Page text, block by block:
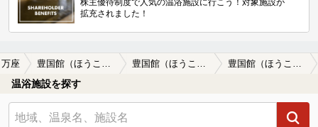
拡充されました！
万座
温浴施設を探す